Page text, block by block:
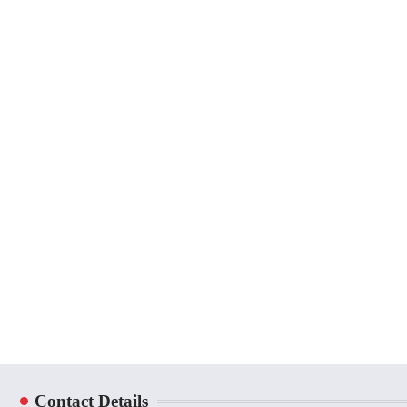
Contact Details